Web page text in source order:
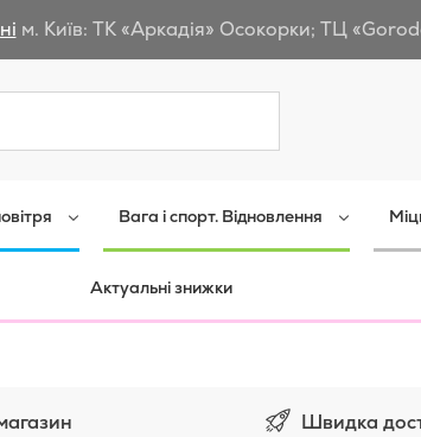
м. Київ: ТК «Аркадія» Осокорки; ТЦ
Пошук
Вага і спорт. Відновлення
Актуальні знижки
Швидка